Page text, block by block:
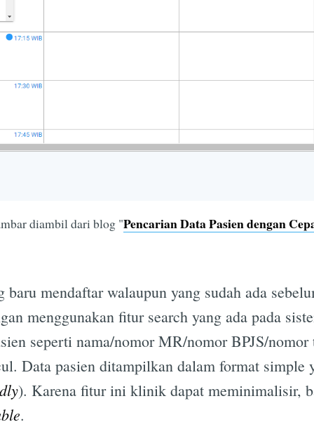
diambil dari blog "Pencarian Data Pasien dengan
mendaftar walaupun yang sudah ada
menggunakan fitur search yang ada pada
seperti nama/nomor MR/nomor BPJS/nomor
Data pasien ditampilkan dalam format simple
). Karena fitur ini klinik dapat meminimalisir,
.